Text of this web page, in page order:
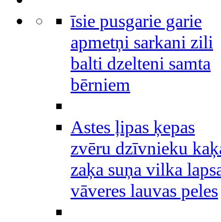
īsie pusgarie garie
apmetņi sarkani zili
balti dzelteni samta
bērniem
Astes ļipas ķepas
zvēru dzīvnieku
zaķa suņa vilka
vāveres lauvas peles